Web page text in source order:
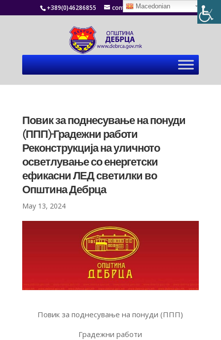
+389(0)46286855 contact@debrca.gov.mk
Повик за поднесување на понуди
(ППП)-Градежни работи
Реконструкција на уличното
осветлување со енергетски
ефикасни ЛЕД светилки во
Општина Дебрца
May 13, 2024
Повик за поднесување на понуди (ППП)
Градежни работи
Macedonian